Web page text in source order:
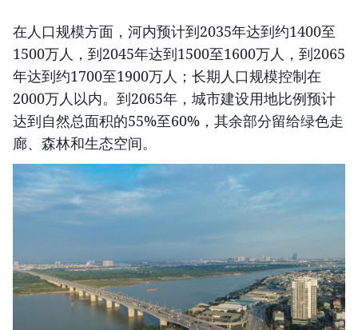
在人口规模方面，河内预计到2035年达到约1400至
1500万人，到2045年达到1500至1600万人，到2065
年达到约1700至1900万人；长期人口规模控制在
2000万人以内。到2065年，城市建设用地比例预计
达到自然总面积的55%至60%，其余部分留给绿色走
廊、森林和生态空间。